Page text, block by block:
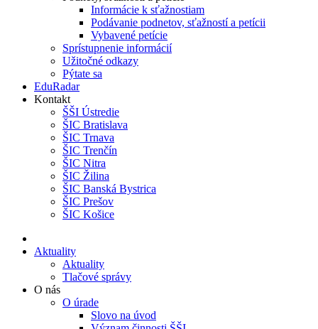
Informácie k sťažnostiam
Podávanie podnetov, sťažností a petícii
Vybavené petície
Sprístupnenie informácií
Užitočné odkazy
Pýtate sa
EduRadar
Kontakt
ŠŠI Ústredie
ŠIC Bratislava
ŠIC Trnava
ŠIC Trenčín
ŠIC Nitra
ŠIC Žilina
ŠIC Banská Bystrica
ŠIC Prešov
ŠIC Košice
Aktuality
Aktuality
Tlačové správy
O nás
O úrade
Slovo na úvod